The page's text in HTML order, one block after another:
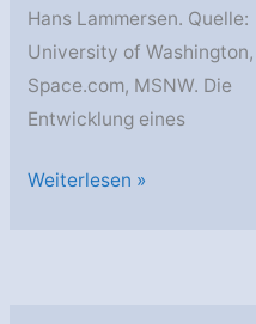
Hans Lammersen. Quelle:
University of Washington,
Space.com, MSNW. Die
Entwicklung eines
Mit
Weiterlesen »